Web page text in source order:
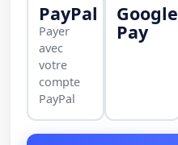
PayPal
Payer
avec
votre
compte
PayPal
Google
Pay